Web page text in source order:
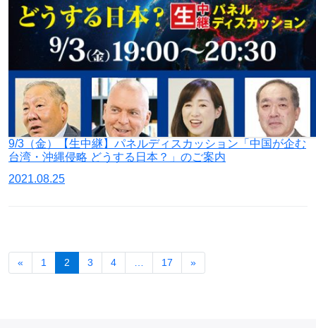
9/3（金）【生中継】パネルディスカッション「中国が企む
台湾・沖縄侵略 どうする日本？」のご案内
2021.08.25
« 1 2 3 4 17 »